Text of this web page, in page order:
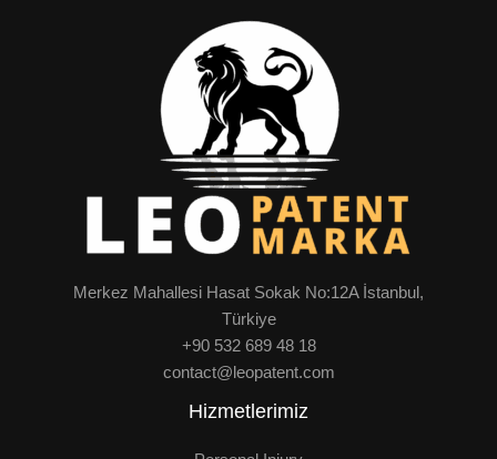
Merkez Mahallesi Hasat Sokak No:12A İstanbul,
Türkiye
+90 532 689 48 18
contact@leopatent.com
Hizmetlerimiz